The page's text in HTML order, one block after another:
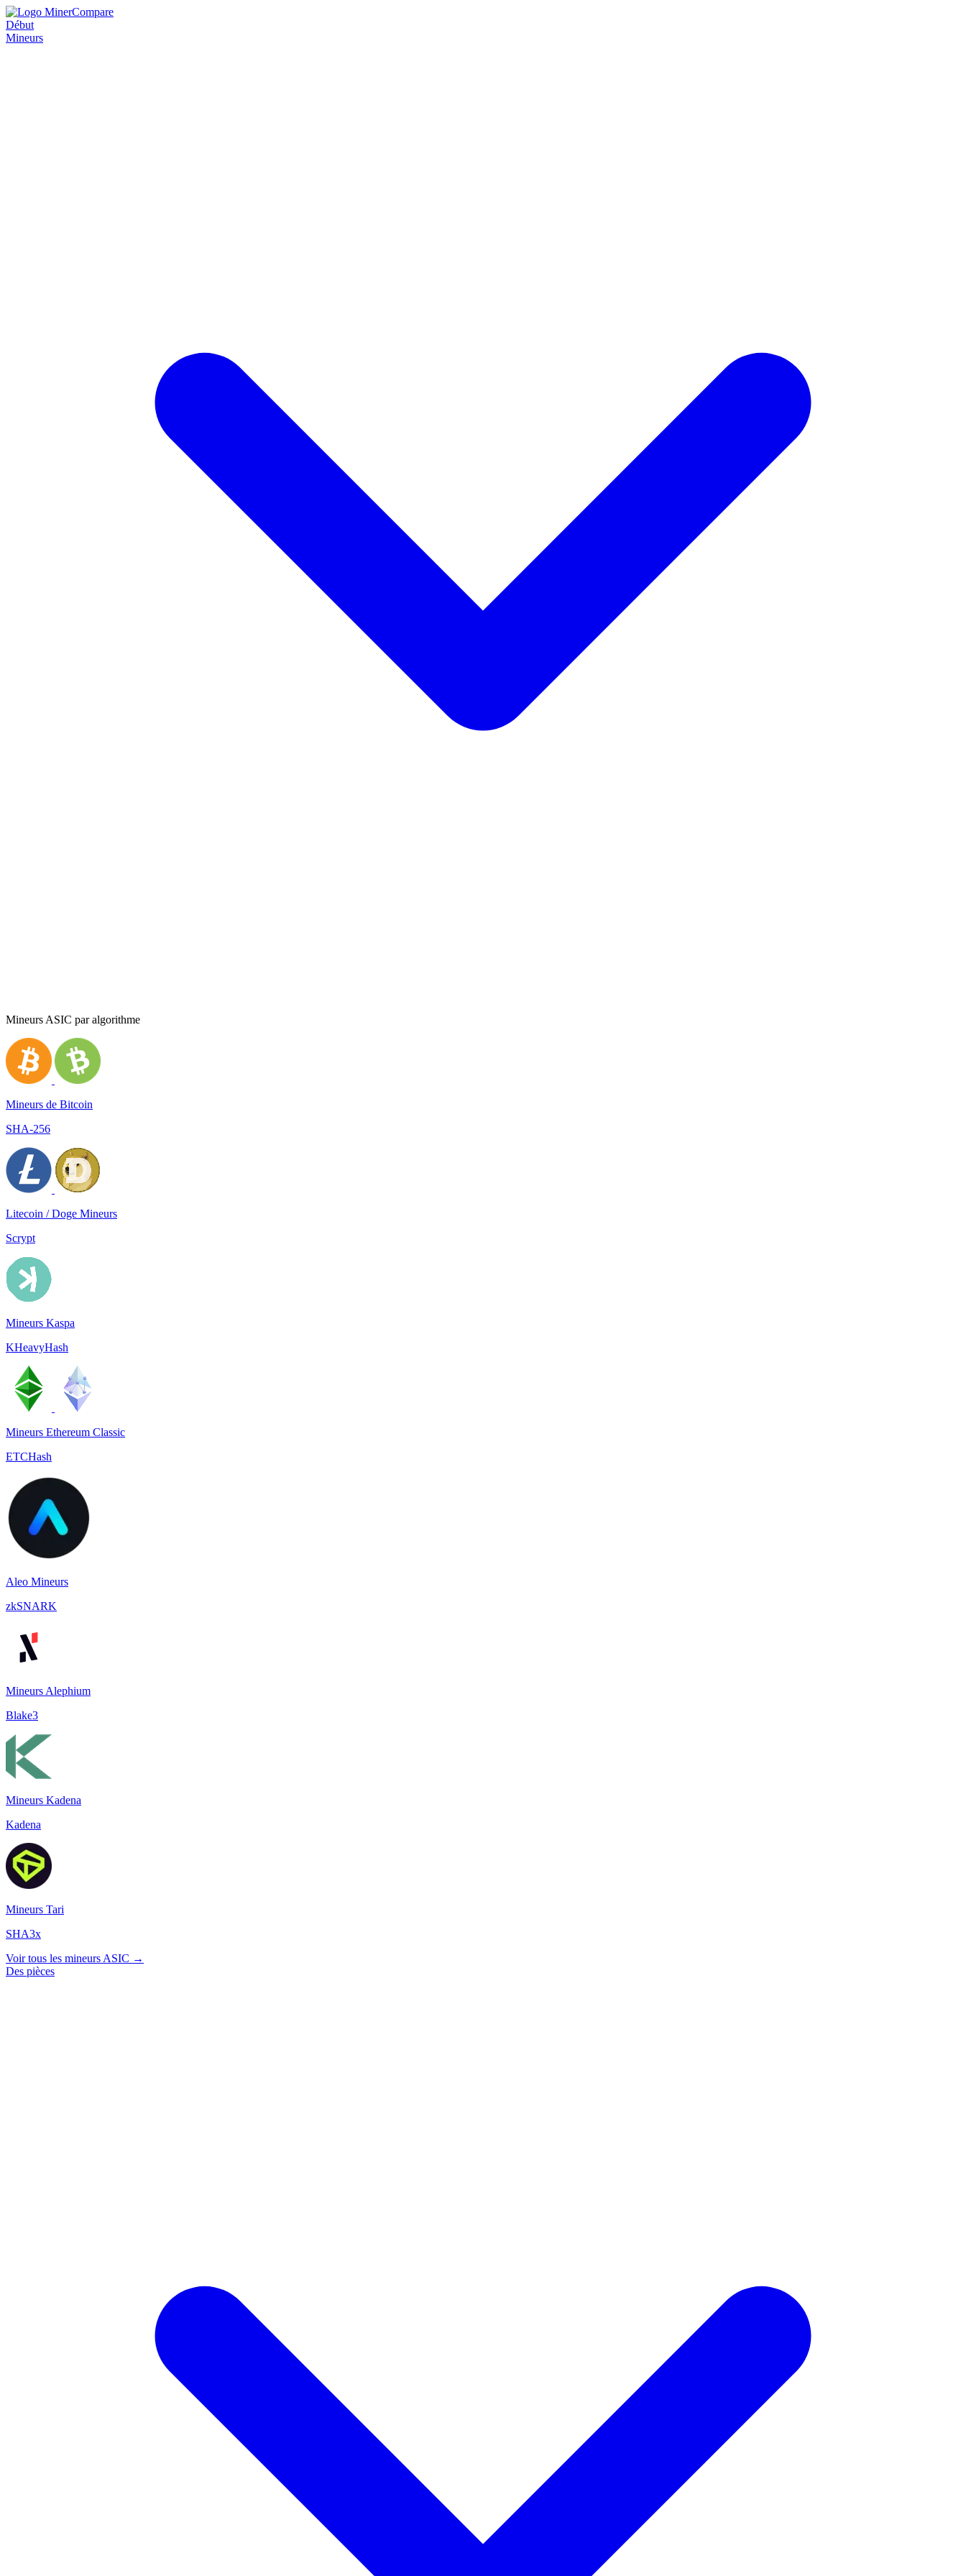
Début
Mineurs
Mineurs ASIC par algorithme
Mineurs de Bitcoin
SHA-256
Litecoin / Doge Mineurs
Scrypt
Mineurs Kaspa
KHeavyHash
Mineurs Ethereum Classic
ETCHash
Aleo Mineurs
zkSNARK
Mineurs Alephium
Blake3
Mineurs Kadena
Kadena
Mineurs Tari
SHA3x
Voir tous les mineurs ASIC →
Des pièces